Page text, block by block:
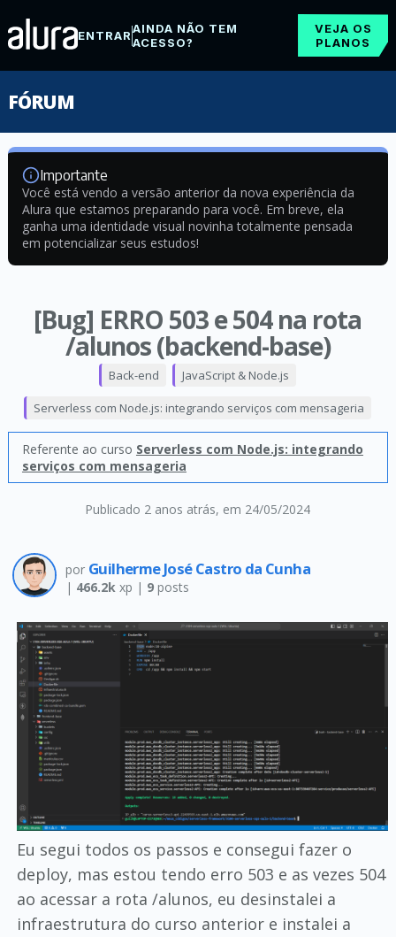
ENTRARAINDA NÃO TEM
ACESSO?
VEJA OS
PLANOS
FÓRUM
Importante
Você está vendo a versão anterior da nova experiência da
Alura que estamos preparando para você. Em breve, ela
ganha uma identidade visual novinha totalmente pensada
em potencializar seus estudos!
[Bug] ERRO 503 e 504 na rota
/alunos (backend-base)
Publicado 2 anos atrás, em 24/05/2024
Back-end JavaScript & Node.js
Serverless com Node.js: integrando serviços com mensageria
Referente ao curso Serverless com Node.js: integrando
serviços com mensageria
por Guilherme José Castro da Cunha
| 466.2kxp | 9posts
Eu segui todos os passos e consegui fazer o
deploy, mas estou tendo erro 503 e as vezes 504
ao acessar a rota /alunos, eu desinstalei a
infraestrutura do curso anterior e instalei a